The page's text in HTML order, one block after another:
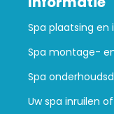
Spa plaatsing en
Spa montage-
Spa
Uw spa inruilen